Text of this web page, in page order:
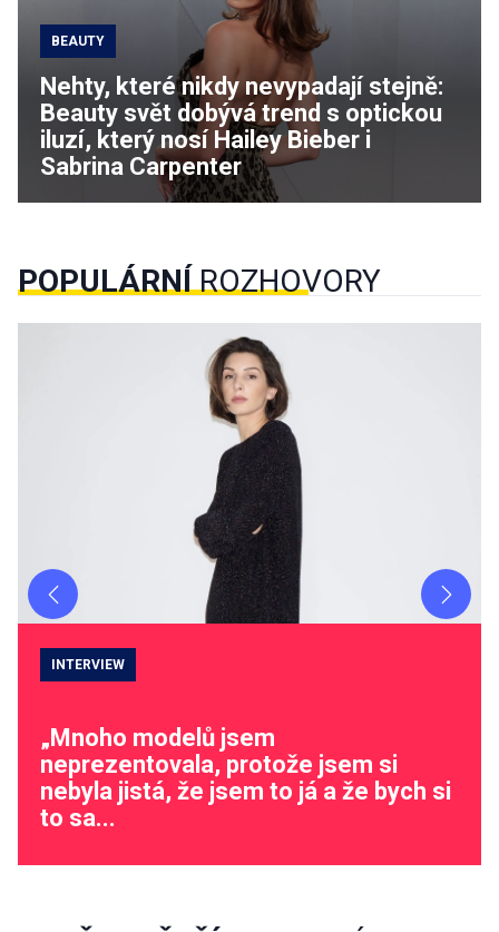
BEAUTY
Nehty, které nikdy nevypadají stejně:
Beauty svět dobývá trend s optickou
iluzí, který nosí Hailey Bieber i
Sabrina Carpenter
POPULÁRNÍROZHOVORY
INTERVIEW
„Mnoho modelů jsem
neprezentovala, protože jsem si
nebyla jistá, že jsem to já a že bych si
to sa...
Previous Next